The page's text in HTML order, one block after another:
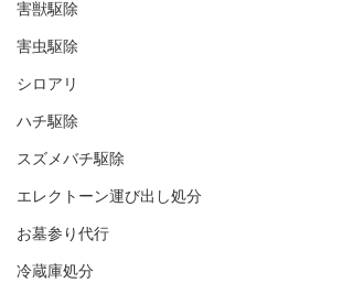
害獣駆除
害虫駆除
シロアリ
ハチ駆除
スズメバチ駆除
エレクトーン運び出し処分
お墓参り代行
冷蔵庫処分